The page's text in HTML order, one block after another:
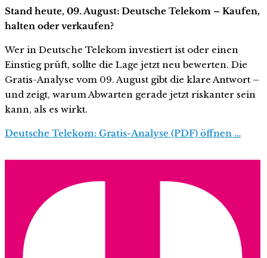
Stand heute, 09. August: Deutsche Telekom – Kaufen,
halten oder verkaufen?
Wer in Deutsche Telekom investiert ist oder einen
Einstieg prüft, sollte die Lage jetzt neu bewerten. Die
Gratis-Analyse vom 09. August gibt die klare Antwort –
und zeigt, warum Abwarten gerade jetzt riskanter sein
kann, als es wirkt.
Deutsche Telekom: Gratis-Analyse (PDF) öffnen …